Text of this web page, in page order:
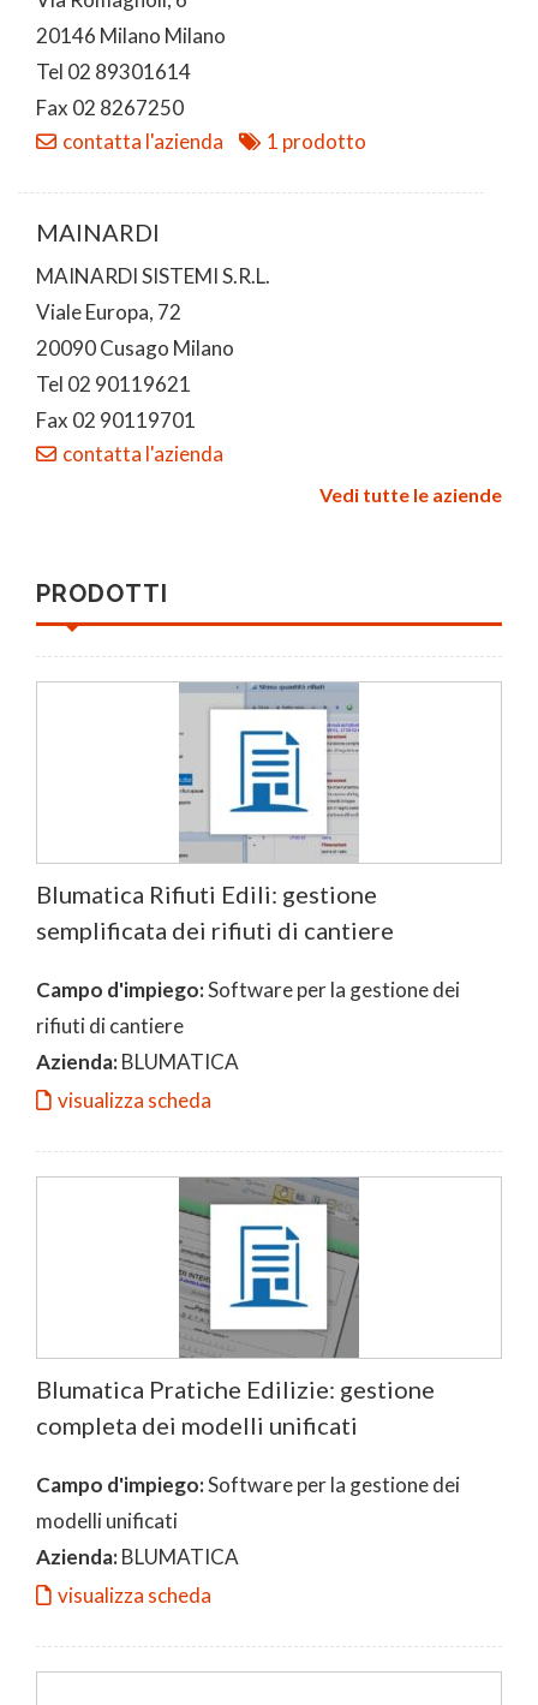
20146 Milano Milano
Tel 02 89301614
Fax 02 8267250
contatta l'azienda
1 prodotto
MAINARDI
MAINARDI SISTEMI S.R.L.
Viale Europa, 72
20090 Cusago Milano
Tel 02 90119621
Fax 02 90119701
contatta l'azienda
Vedi tutte le aziende
PRODOTTI
Blumatica Rifiuti Edili: gestione
semplificata dei rifiuti di cantiere
Campo d'impiego:Software per la gestione dei
rifiuti di cantiere
Azienda:BLUMATICA
visualizza scheda
Blumatica Pratiche Edilizie: gestione
completa dei modelli unificati
Campo d'impiego:Software per la gestione dei
modelli unificati
Azienda:BLUMATICA
visualizza scheda